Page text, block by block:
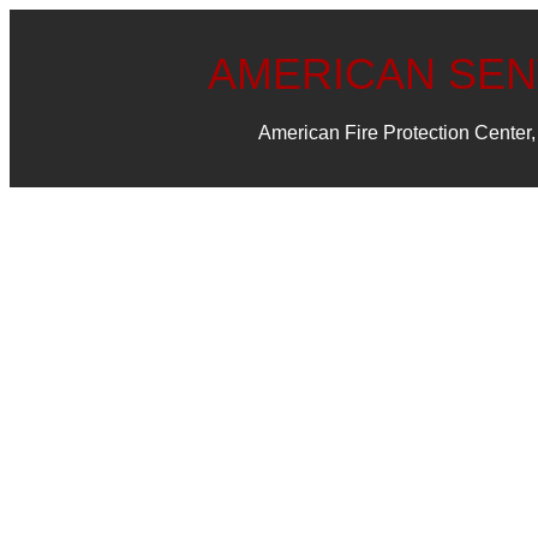
AMERICAN
American Fire Protection Center,